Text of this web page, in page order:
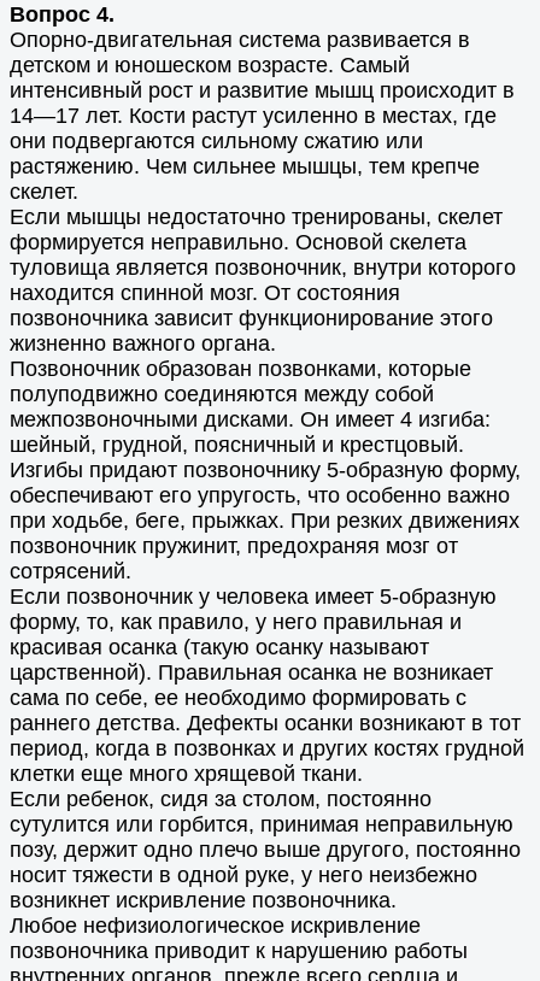
Вопрос 4.
Опорно-двигательная система развивается в
детском и юношеском возрасте. Самый
интенсивный рост и развитие мышц происходит в
14—17 лет. Кости растут усиленно в местах, где
они подвергаются сильному сжатию или
растяжению. Чем сильнее мышцы, тем крепче
скелет.
Если мышцы недостаточно тренированы, скелет
формируется неправильно. Основой скелета
туловища является позвоночник, внутри которого
находится спинной мозг. От состояния
позвоночника зависит функционирование этого
жизненно важного органа.
Позвоночник образован позвонками, которые
полуподвижно соединяются между собой
межпозвоночными дисками. Он имеет 4 изгиба:
шейный, грудной, поясничный и крестцовый.
Изгибы придают позвоночнику 5-образную форму,
обеспечивают его упругость, что особенно важно
при ходьбе, беге, прыжках. При резких движениях
позвоночник пружинит, предохраняя мозг от
сотрясений.
Если позвоночник у человека имеет 5-образную
форму, то, как правило, у него правильная и
красивая осанка (такую осанку называют
царственной). Правильная осанка не возникает
сама по себе, ее необходимо формировать с
раннего детства. Дефекты осанки возникают в тот
период, когда в позвонках и других костях грудной
клетки еще много хрящевой ткани.
Если ребенок, сидя за столом, постоянно
сутулится или горбится, принимая неправильную
позу, держит одно плечо выше другого, постоянно
носит тяжести в одной руке, у него неизбежно
возникнет искривление позвоночника.
Любое нефизиологическое искривление
позвоночника приводит к нарушению работы
внутренних органов, прежде всего сердца и